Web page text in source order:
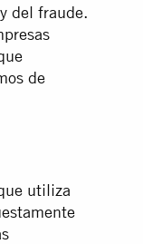
del fraude.
de
utiliza